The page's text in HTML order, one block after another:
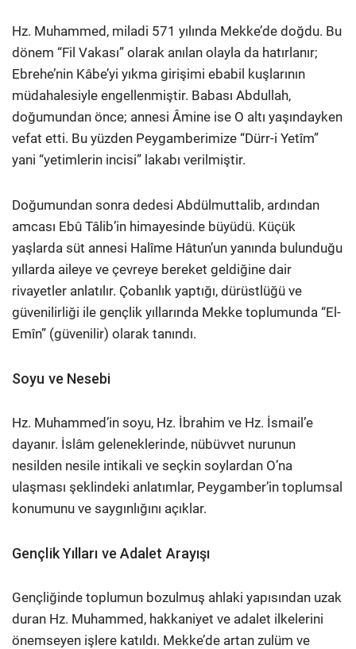
Hz. Muhammed, miladi 571 yılında Mekke’de doğdu. Bu
dönem “Fil Vakası” olarak anılan olayla da hatırlanır;
Ebrehe’nin Kâbe’yi yıkma girişimi ebabil kuşlarının
müdahalesiyle engellenmiştir. Babası Abdullah,
doğumundan önce; annesi Âmine ise O altı yaşındayken
vefat etti. Bu yüzden Peygamberimize “Dürr-i Yetîm”
yani “yetimlerin incisi” lakabı verilmiştir.
Doğumundan sonra dedesi Abdülmuttalib, ardından
amcası Ebû Tâlib’in himayesinde büyüdü. Küçük
yaşlarda süt annesi Halîme Hâtun’un yanında bulunduğu
yıllarda aileye ve çevreye bereket geldiğine dair
rivayetler anlatılır. Çobanlık yaptığı, dürüstlüğü ve
güvenilirliği ile gençlik yıllarında Mekke toplumunda “El-
Emîn” (güvenilir) olarak tanındı.
Soyu ve Nesebi
Hz. Muhammed’in soyu, Hz. İbrahim ve Hz. İsmail’e
dayanır. İslâm geleneklerinde, nübüvvet nurunun
nesilden nesile intikali ve seçkin soylardan O’na
ulaşması şeklindeki anlatımlar, Peygamber’in toplumsal
konumunu ve saygınlığını açıklar.
Gençlik Yılları ve Adalet Arayışı
Gençliğinde toplumun bozulmuş ahlaki yapısından uzak
duran Hz. Muhammed, hakkaniyet ve adalet ilkelerini
önemseyen işlere katıldı. Mekke’de artan zulüm ve